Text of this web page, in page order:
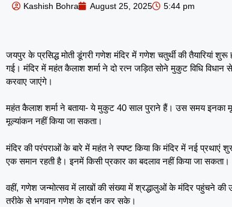
Kashish Bohra August 25, 2025 5:44 pm
जयपुर के प्रसिद्ध मोती डूंगरी गणेश मंदिर में गणेश चतुर्थी की तैयारियां
गई। मंदिर में महंत कैलाश शर्मा ने दो रत्न जड़ित सोने मुकुट विधि
करवाए जाएंगे।
महंत कैलाश शर्मा ने बताया- ये मुकुट 40 साल पुराने हैं। उस समय इनका
मूल्यांकन नहीं किया जा सकता।
मंदिर की परंपराओं के बारे में महंत ने स्पष्ट किया कि मंदिर में नई प्रथाएं
एक समान रहती है। इनमें किसी प्रकार का बदलाव नहीं किया जा सकता।
वहीं, गणेश जन्मोत्सव में लाखों की संख्या में श्रद्धालुओं के मंदिर पहुंचने की
तरीके से भगवान गणेश के दर्शन कर सके।